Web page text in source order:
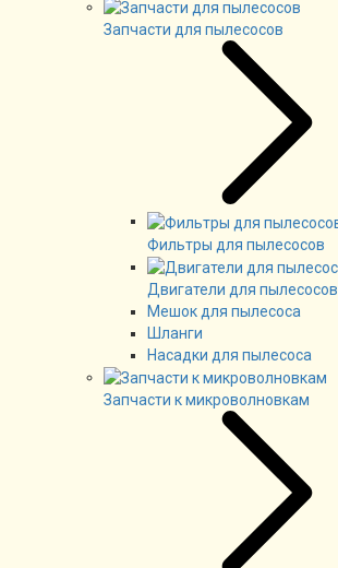
Запчасти для пылесосов
Фильтры для пылесосов
Двигатели для пылесосов
Мешок для пылесоса
Шланги
Насадки для пылесоса
Запчасти к микроволновкам